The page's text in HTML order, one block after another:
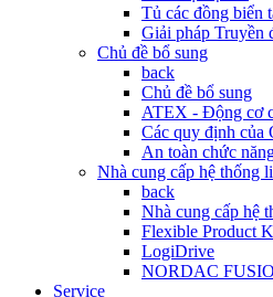
Tủ các đồng biển
Giải pháp Truyền
Chủ đề bổ sung
back
Chủ đề bổ sung
ATEX - Động cơ
Các quy định của
An toàn chức
Nhà cung cấp hệ thống
back
Nhà cung cấp hệ
Flexible Product
LogiDrive
NORDAC
Service